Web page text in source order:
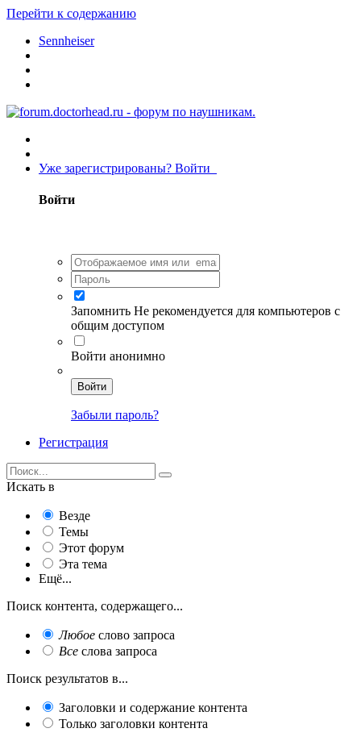
Перейти к содержанию
Sennheiser
Уже зарегистрированы? Войти
Войти
Запомнить Не рекомендуется для компьютеров с
общим доступом
Войти анонимно
Войти
Забыли пароль?
Регистрация
Искать в
Везде
Темы
Этот форум
Эта тема
Ещё...
Поиск контента, содержащего...
Любое слово запроса
Все слова запроса
Поиск результатов в...
Заголовки и содержание контента
Только заголовки контента